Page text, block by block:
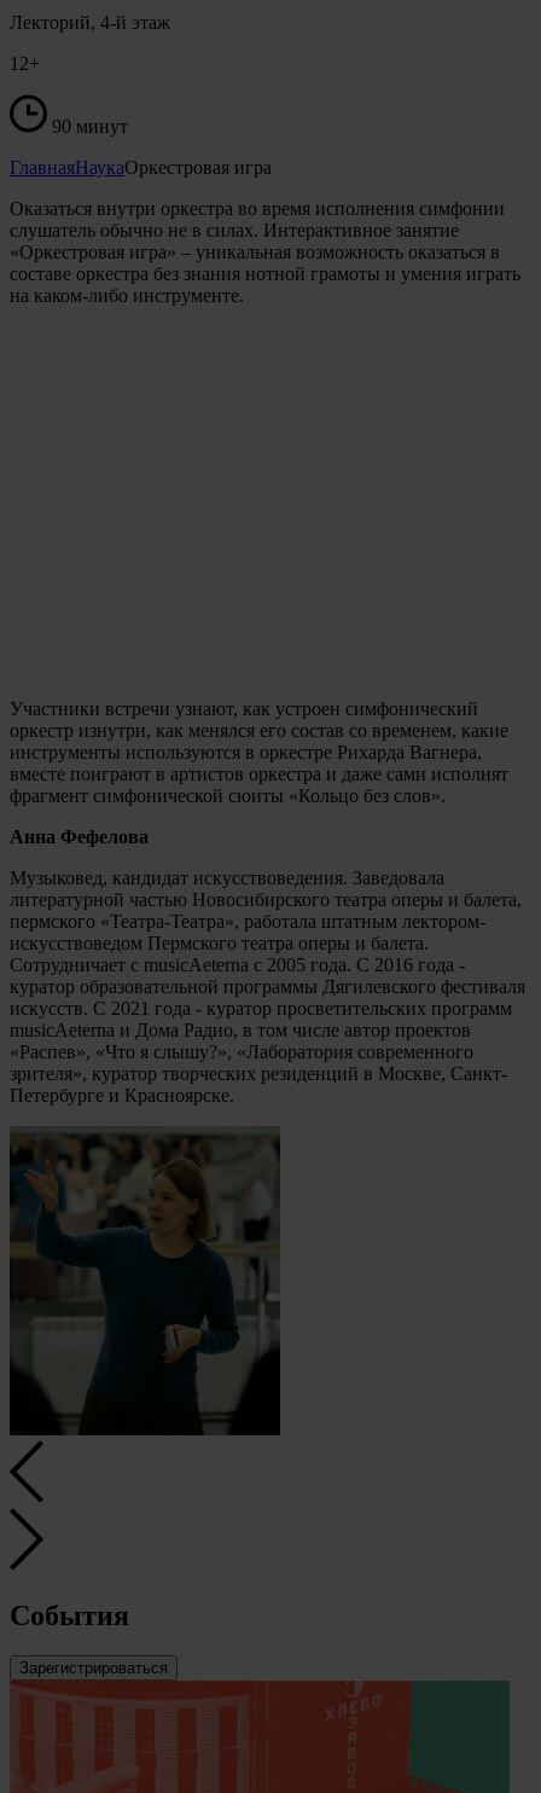
Лекторий, 4-й этаж
12+
90 минут
ГлавнаяНаукаОркестровая игра
Оказаться внутри оркестра во время исполнения симфонии
слушатель обычно не в силах. Интерактивное занятие
«Оркестровая игра» – уникальная возможность оказаться в
составе оркестра без знания нотной грамоты и умения играть
на каком-либо инструменте.
Участники встречи узнают, как устроен симфонический
оркестр изнутри, как менялся его состав со временем, какие
инструменты используются в оркестре Рихарда Вагнера,
вместе поиграют в артистов оркестра и даже сами исполнят
фрагмент симфонической сюиты «Кольцо без слов».
Анна Фефелова
Музыковед, кандидат искусствоведения. Заведовала
литературной частью Новосибирского театра оперы и балета,
пермского «Театра-Театра», работала штатным лектором-
искусствоведом Пермского театра оперы и балета.
Сотрудничает с musicAeterna с 2005 года. С 2016 года -
куратор образовательной программы Дягилевского фестиваля
искусств. С 2021 года - куратор просветительских программ
musicAeterna и Дома Радио, в том числе автор проектов
«Распев», «Что я слышу?», «Лаборатория современного
зрителя», куратор творческих резиденций в Москве, Санкт-
Петербурге и Красноярске.
События
Зарегистрироваться